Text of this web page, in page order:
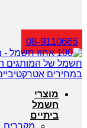
חיפוש
08-9110666
מוצרי
חשמל
ביתיים
מקררים